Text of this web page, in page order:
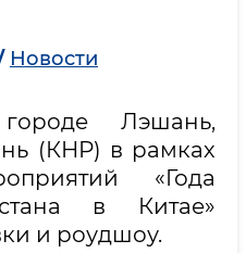
Новости
Лэшань,
(КНР) в рамках
«Года
в Китае»
и роудшоу.